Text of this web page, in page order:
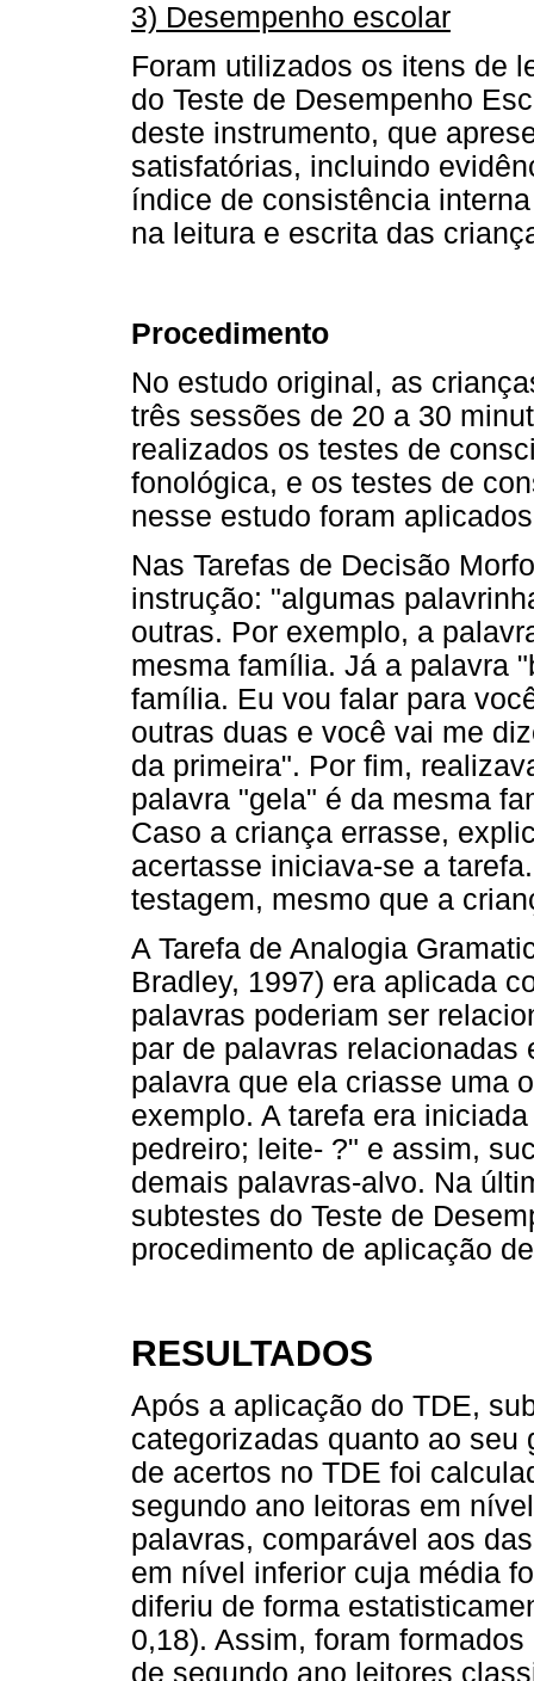
3) Desempenho escolar
Foram utilizados os itens de
do Teste de Desempenho
deste instrumento, que
satisfatórias, incluindo
índice de consistência
na leitura e escrita das
Procedimento
No estudo original, as
três sessões de 20 a 30
realizados os testes de
fonológica, e os testes de
nesse estudo foram
Nas Tarefas de Decisão
instrução: "algumas
outras. Por exemplo, a
mesma família. Já a palavra
família. Eu vou falar para
outras duas e você vai me
da primeira". Por fim,
palavra "gela" é da mesma
Caso a criança errasse,
acertasse iniciava-se a
testagem, mesmo que a
A Tarefa de Analogia
Bradley, 1997) era aplicada
palavras poderiam ser
par de palavras
palavra que ela criasse uma
exemplo. A tarefa era
pedreiro; leite- ?" e assim,
demais palavras-alvo. Na
subtestes do Teste de
procedimento de aplicação
RESULTADOS
Após a aplicação do TDE,
categorizadas quanto ao seu
de acertos no TDE foi
segundo ano leitoras em
palavras, comparável aos
em nível inferior cuja média
diferiu de forma
0,18). Assim, foram
de segundo ano leitores